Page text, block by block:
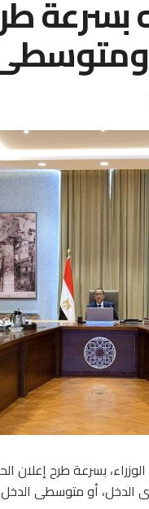
بسرعة
بسرعة طرح إعلان
الدخل، أو متوسطى